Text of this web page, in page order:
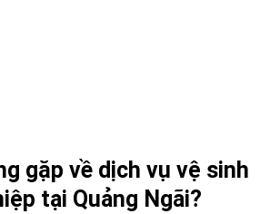
gặp về dịch vụ vệ sinh
tại Quảng Ngãi?